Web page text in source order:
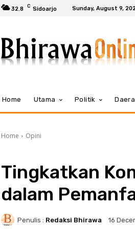
32.8 C Sidoarjo Sunday, August 9,
Home Utama Politik
Home Opini
Tingkatkan
dalam
Penulis : Redaksi Bhirawa 16